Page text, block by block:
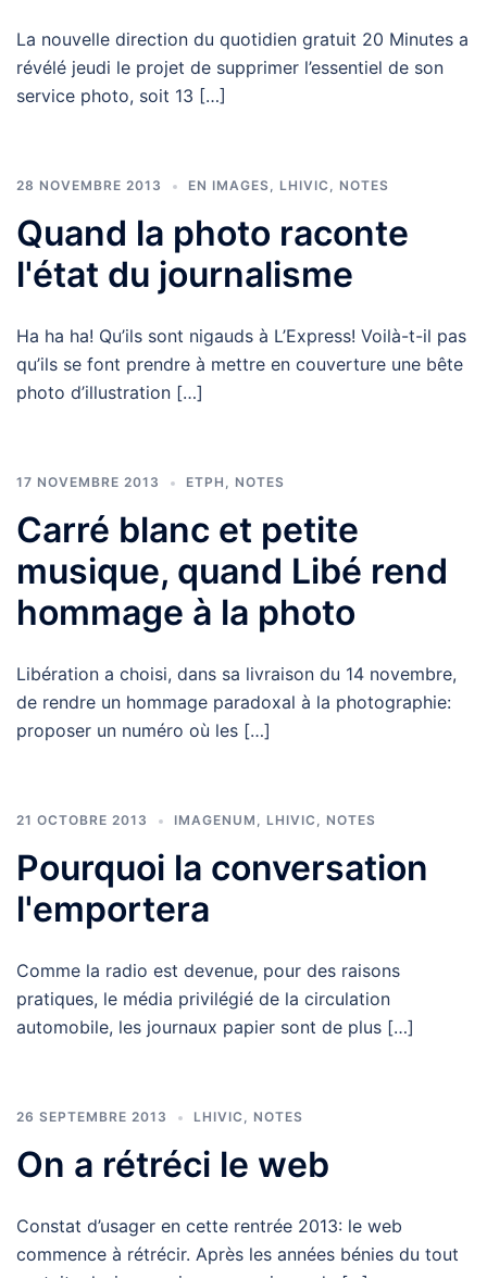
La nouvelle direction du quotidien gratuit 20 Minutes a
révélé jeudi le projet de supprimer l’essentiel de son
service photo, soit 13 […]
28 NOVEMBRE 2013 EN IMAGES, LHIVIC , NOTES
Quand la photo raconte
l'état du journalisme
Ha ha ha! Qu’ils sont nigauds à L’Express! Voilà-t-il pas
qu’ils se font prendre à mettre en couverture une bête
photo d’illustration […]
17 NOVEMBRE 2013 ETPH , NOTES
Carré blanc et petite
musique, quand Libé rend
hommage à la photo
Libération a choisi, dans sa livraison du 14 novembre,
de rendre un hommage paradoxal à la photographie:
proposer un numéro où les […]
21 OCTOBRE 2013 IMAGENUM , LHIVIC , NOTES
Pourquoi la conversation
l'emportera
Comme la radio est devenue, pour des raisons
pratiques, le média privilégié de la circulation
automobile, les journaux papier sont de plus […]
26 SEPTEMBRE 2013 LHIVIC , NOTES
On a rétréci le web
Constat d’usager en cette rentrée 2013: le web
commence à rétrécir. Après les années bénies du tout